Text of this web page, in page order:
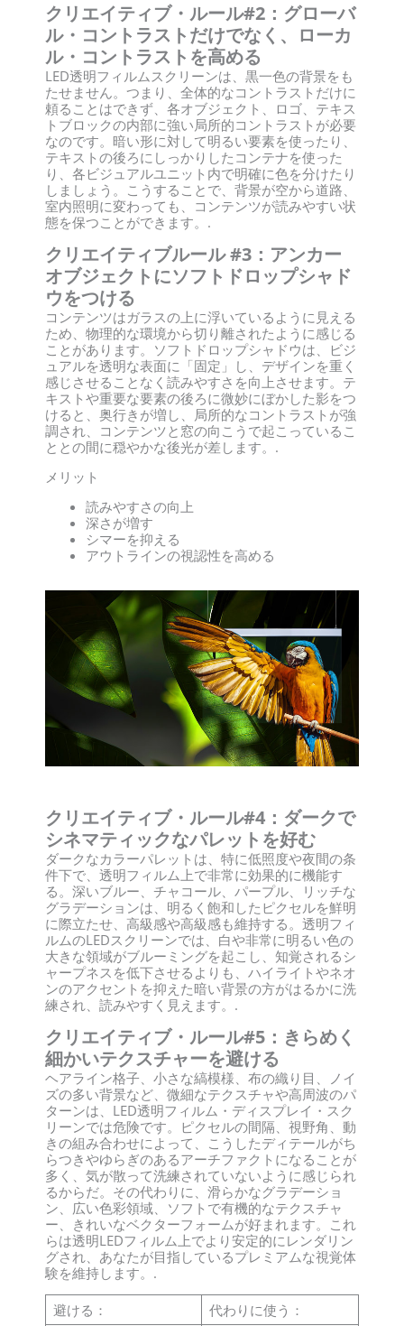
クリエイティブ・ルール#2：グローバ
ル・コントラストだけでなく、ローカ
ル・コントラストを高める
LED透明フィルムスクリーンは、黒一色の背景をも
たせません。つまり、全体的なコントラストだけに
頼ることはできず、各オブジェクト、ロゴ、テキス
トブロックの内部に強い局所的コントラストが必要
なのです。暗い形に対して明るい要素を使ったり、
テキストの後ろにしっかりしたコンテナを使った
り、各ビジュアルユニット内で明確に色を分けたり
しましょう。こうすることで、背景が空から道路、
室内照明に変わっても、コンテンツが読みやすい状
態を保つことができます。.
クリエイティブルール #3：アンカー
オブジェクトにソフトドロップシャド
ウをつける
コンテンツはガラスの上に浮いているように見える
ため、物理的な環境から切り離されたように感じる
ことがあります。ソフトドロップシャドウは、ビジ
ュアルを透明な表面に「固定」し、デザインを重く
感じさせることなく読みやすさを向上させます。テ
キストや重要な要素の後ろに微妙にぼかした影をつ
けると、奥行きが増し、局所的なコントラストが強
調され、コンテンツと窓の向こうで起こっているこ
ととの間に穏やかな後光が差します。.
メリット
読みやすさの向上
深さが増す
シマーを抑える
アウトラインの視認性を高める
クリエイティブ・ルール#4：ダークで
シネマティックなパレットを好む
ダークなカラーパレットは、特に低照度や夜間の条
件下で、透明フィルム上で非常に効果的に機能す
る。深いブルー、チャコール、パープル、リッチな
グラデーションは、明るく飽和したピクセルを鮮明
に際立たせ、高級感や高級感も維持する。透明フィ
ルムのLEDスクリーンでは、白や非常に明るい色の
大きな領域がブルーミングを起こし、知覚されるシ
ャープネスを低下させるよりも、ハイライトやネオ
ンのアクセントを抑えた暗い背景の方がはるかに洗
練され、読みやすく見えます。.
クリエイティブ・ルール#5：きらめく
細かいテクスチャーを避ける
ヘアライン格子、小さな縞模様、布の織り目、ノイ
ズの多い背景など、微細なテクスチャや高周波のパ
ターンは、LED透明フィルム・ディスプレイ・スク
リーンでは危険です。ピクセルの間隔、視野角、動
きの組み合わせによって、こうしたディテールがち
らつきやゆらぎのあるアーチファクトになることが
多く、気が散って洗練されていないように感じられ
るからだ。その代わりに、滑らかなグラデーショ
ン、広い色彩領域、ソフトで有機的なテクスチャ
ー、きれいなベクターフォームが好まれます。これ
らは透明LEDフィルム上でより安定的にレンダリン
グされ、あなたが目指しているプレミアムな視覚体
験を維持します。.
避ける： 代わりに使う：